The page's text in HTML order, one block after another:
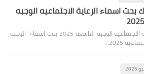
بحث اسماء الرعاية الاجتماعيه الوجبه
رابط محرك بحث اسماء الرعاية الاجتماعيه الوجبه التاسعة 2025 بوت اسماء الوجبة
2025…